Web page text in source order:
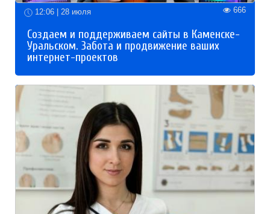
12:06 | 28 июля 666
Создаем и поддерживаем сайты в Каменске-
Уральском. Забота и продвижение ваших
интернет-проектов